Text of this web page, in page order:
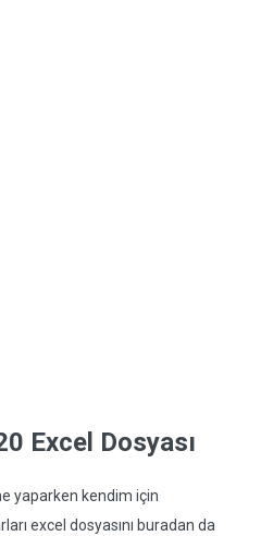
Excel Dosyası
yaparken kendim için
excel dosyasını buradan da